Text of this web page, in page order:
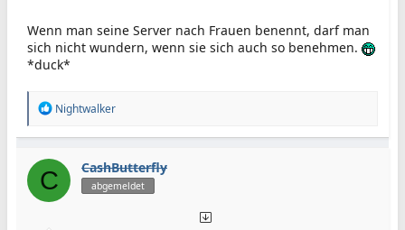
Wenn man seine Server nach Frauen benennt, darf man
sich nicht wundern, wenn sie sich auch so benehmen.
*duck*
R
a
t
i
o
Nightwalker
C CashButterfly
abgemeldet